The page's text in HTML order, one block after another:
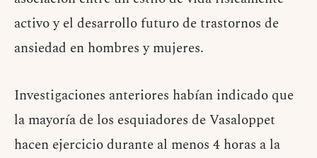
activo y el desarrollo futuro de trastornos de
ansiedad en hombres y mujeres.
Investigaciones anteriores habían indicado que
la mayoría de los esquiadores de Vasaloppet
hacen ejercicio durante al menos 4 horas a la